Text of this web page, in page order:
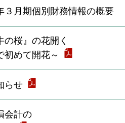
月期個別財務情報の概要
桜』の花開く
初めて開花～
らせ
会計の